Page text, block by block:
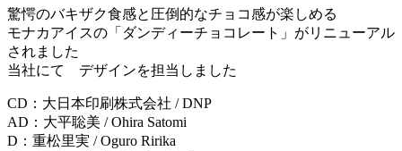
驚愕のバキザク食感と圧倒的なチョコ感が楽しめる
モナカアイスの「ダンディーチョコレート」がリニューアル
されました
当社にて デザインを担当しました
CD：大日本印刷株式会社 / DNP
AD：大平聡美 / Ohira Satomi
D：重松里実 / Oguro Ririka